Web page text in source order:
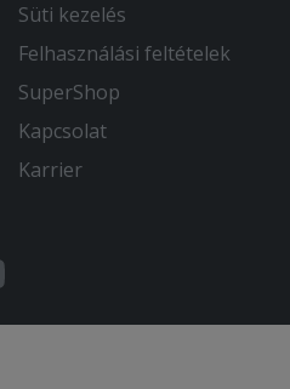
Süti kezelés
Felhasználási feltételek
SuperShop
Kapcsolat
Karrier